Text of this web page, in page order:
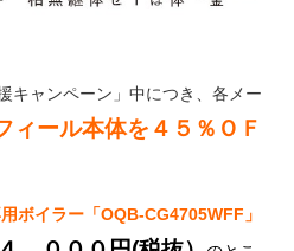
キャンペーン」中につき、各メー
ィール本体を４５％ＯＦ
ボイラー「OQB-CG4705WFF」